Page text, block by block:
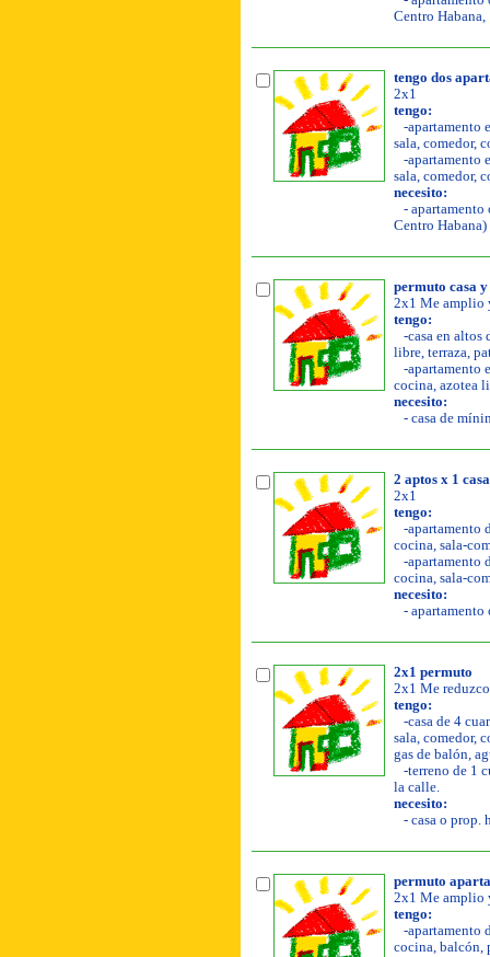
Centro
tengo dos
2x1
tengo:
-apartamento
sala, comedor,
-apartamento
sala, comedor,
necesito:
- apartamento
Centro Habana)
permuto casa y
2x1 Me amplio
tengo:
-casa en altos
libre, terraza,
-apartamento
cocina, azotea
necesito:
- casa de
2 aptos x 1
2x1
tengo:
-apartamento
cocina, sala-
-apartamento
cocina, sala-
necesito:
- apartamento
2x1 permuto
2x1 Me
tengo:
-casa de 4
sala, comedor,
gas de balón,
-terreno de 1
la calle.
necesito:
- casa o prop.
permuto
2x1 Me amplio
tengo:
-apartamento
cocina, balcón,